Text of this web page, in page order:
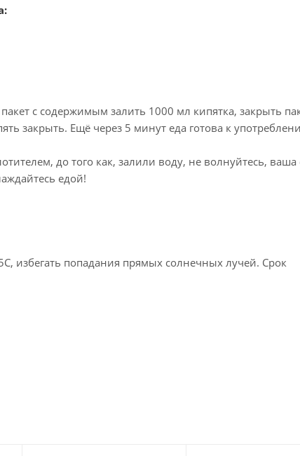
с содержимым залить 1000 мл кипятка, закрыть
закрыть. Ещё через 5 минут еда готова к
до того как, залили воду, не волнуйтесь, ваша
едой!
избегать попадания прямых солнечных лучей. Срок